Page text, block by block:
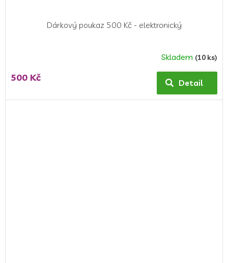
Dárkový poukaz 500 Kč - elektronický
Skladem (10 ks)
500 Kč Detail